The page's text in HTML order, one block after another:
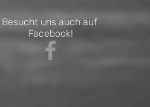
Besucht uns auch auf
Facebook!